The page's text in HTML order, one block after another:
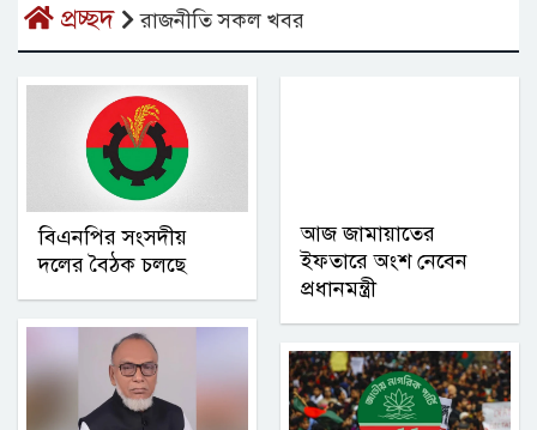
প্রচ্ছদ রাজনীতি সকল খবর
বিএনপির সংসদীয়
দলের বৈঠক চলছে
আজ জামায়াতের
ইফতারে অংশ নেবেন
প্রধানমন্ত্রী